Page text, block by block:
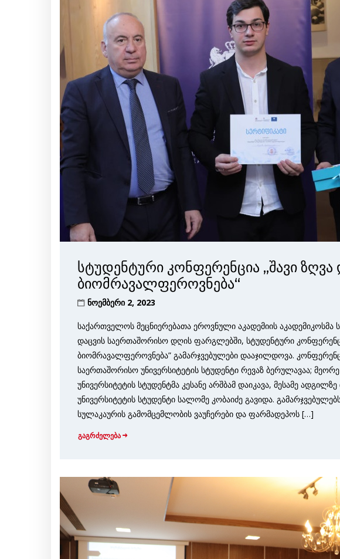
სტუდენტური კონფერენცია „შავი ზღვა
ბიომრავალფეროვნება“
ნოემბერი 2, 2023
საქართველოს მეცნიერებათა ეროვნული აკადემიის
დაცვის საერთაშორისო დღის ფარგლებში, სტუდენტური
ბიომრავალფეროვნება” გამარჯვებულები დააჯილდოვა.
საერთაშორისო უნივერსიტეტის სტუდენტი რევაზ ბერულავაა;
უნივერსიტეტის სტუდენტმა კესანე არშბამ დაიკავა, მესამე
უნივერსიტეტის სტუდენტი სალომე კობაიძე გავიდა.
სულაკაურის გამომცემლობის ვაუჩერები და ფარმადეპოს […]
გაგრძელება